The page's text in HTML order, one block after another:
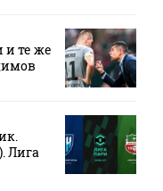
и те же
Лига